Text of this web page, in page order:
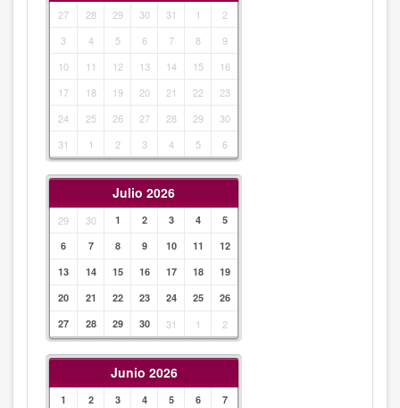
27 28 29 30 31 1
2
3
4 5 6 7 8
9
10
11 12 13 14 15
16
17
18 19 20 21 22
23
24
25 26 27 28 29
30
31
1 2 3 4 5 6
Julio 2026
29 30 1 2 3 4
5
6
7 8 9 10 11
12
13
14 15 16 17 18
19
20
21 22 23 24 25
26
27
28 29 30 31 1 2
Junio 2026
1 2 3 4 5 6
7